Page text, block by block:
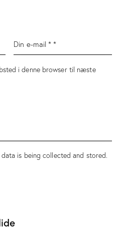
i denne browser til næste
data is beingcollected and stored.